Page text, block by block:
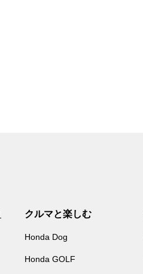
クルマと楽しむ
Honda Dog
Honda GOLF